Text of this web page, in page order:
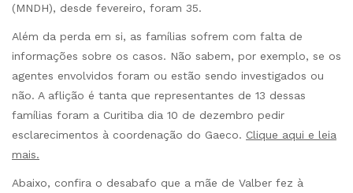
(MNDH), desde fevereiro, foram 35.
Além da perda em si, as famílias sofrem com falta de
informações sobre os casos. Não sabem, por exemplo, se os
agentes envolvidos foram ou estão sendo investigados ou
não. A aflição é tanta que representantes de 13 dessas
famílias foram a Curitiba dia 10 de dezembro pedir
esclarecimentos à coordenação do Gaeco. Clique aqui e leia
mais.
Abaixo, confira o desabafo que a mãe de Valber fez à